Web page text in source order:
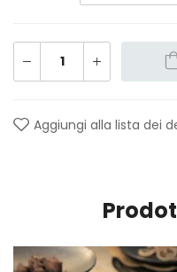
Aggiungi alla lista dei